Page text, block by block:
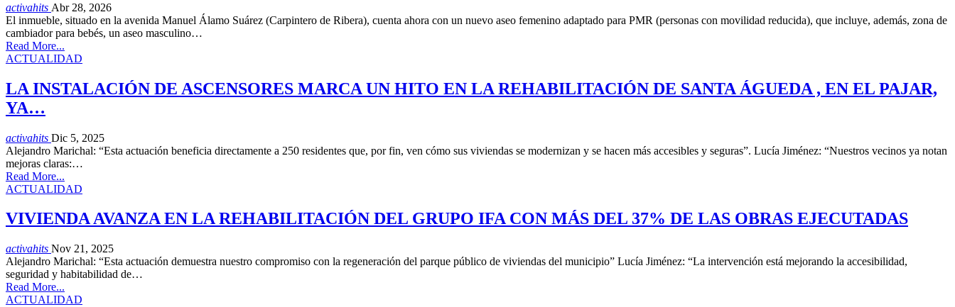
activahits Abr 28, 2026
El inmueble, situado en la avenida Manuel Álamo Suárez (Carpintero de Ribera), cuenta ahora con un nuevo aseo femenino adaptado para PMR (personas con movilidad reducida), que incluye, además, zona de
cambiador para bebés, un aseo masculino…
Read More...
ACTUALIDAD
LA INSTALACIÓN DE ASCENSORES MARCA UN HITO EN LA REHABILITACIÓN DE SANTA ÁGUEDA , EN EL PAJAR,
YA…
activahits Dic 5, 2025
Alejandro Marichal: “Esta actuación beneficia directamente a 250 residentes que, por fin, ven cómo sus viviendas se modernizan y se hacen más accesibles y seguras”. Lucía Jiménez: “Nuestros vecinos ya notan
mejoras claras:…
Read More...
ACTUALIDAD
VIVIENDA AVANZA EN LA REHABILITACIÓN DEL GRUPO IFA CON MÁS DEL 37% DE LAS OBRAS EJECUTADAS
activahits Nov 21, 2025
Alejandro Marichal: “Esta actuación demuestra nuestro compromiso con la regeneración del parque público de viviendas del municipio” Lucía Jiménez: “La intervención está mejorando la accesibilidad,
seguridad y habitabilidad de…
Read More...
ACTUALIDAD